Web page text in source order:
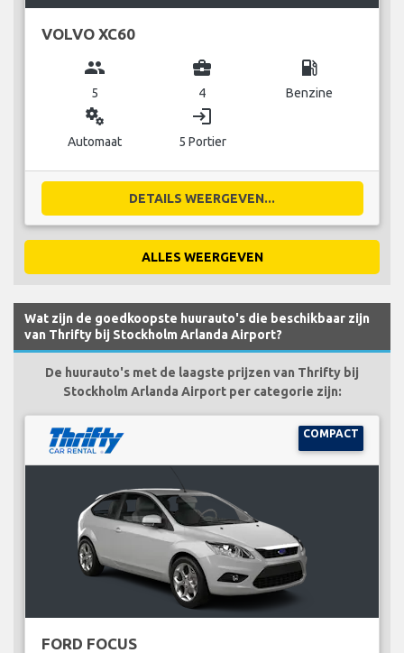
VOLVO XC60
group
5
business_center
4
local_gas_station
Benzine
miscellaneous_services
Automaat
login
5 Portier
DETAILS WEERGEVEN...
ALLES WEERGEVEN
Wat zijn de goedkoopste huurauto's die beschikbaar zijn
van Thrifty bij Stockholm Arlanda Airport?
De huurauto's met de laagste prijzen van Thrifty bij
Stockholm Arlanda Airport per categorie zijn:
COMPACT
FORD FOCUS